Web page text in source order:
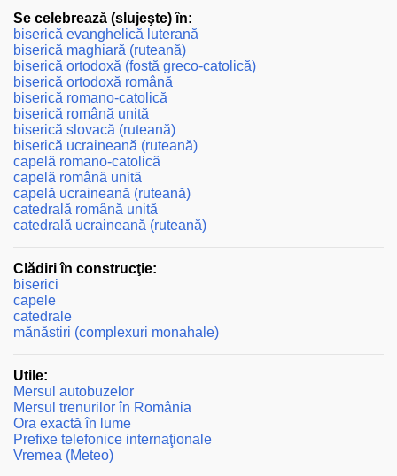
Se celebrează (slujeşte) în:
biserică evanghelică luterană
biserică maghiară (ruteană)
biserică ortodoxă (fostă greco-catolică)
biserică ortodoxă română
biserică romano-catolică
biserică română unită
biserică slovacă (ruteană)
biserică ucraineană (ruteană)
capelă romano-catolică
capelă română unită
capelă ucraineană (ruteană)
catedrală română unită
catedrală ucraineană (ruteană)
Clădiri în construcţie:
biserici
capele
catedrale
mănăstiri (complexuri monahale)
Utile:
Mersul autobuzelor
Mersul trenurilor în România
Ora exactă în lume
Prefixe telefonice internaţionale
Vremea (Meteo)